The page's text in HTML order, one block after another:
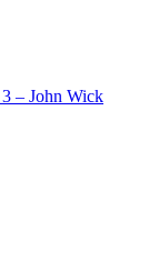
– John Wick